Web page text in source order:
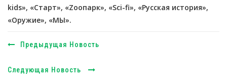
kids», «Старт», «Zooпарк», «Sci-fi», «Русская история»,
«Оружие», «МЫ».
Предыдущая Новость
Следующая Новость